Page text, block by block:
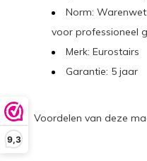
9,3
Norm:
voor professioneel
Merk: Eurostairs
Garantie: 5 jaar
Voordelen van deze